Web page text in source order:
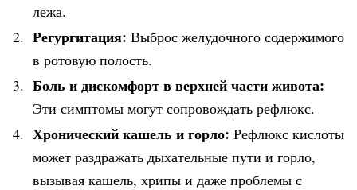
лежа.
Регургитация: Выброс желудочного содержимого
в ротовую полость.
Боль и дискомфорт в верхней части живота:
Эти симптомы могут сопровождать рефлюкс.
Хронический кашель и горло: Рефлюкс кислоты
может раздражать дыхательные пути и горло,
вызывая кашель, хрипы и даже проблемы с